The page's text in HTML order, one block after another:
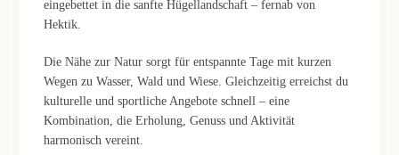
eingebettet in die sanfte Hügellandschaft – fernab von
Hektik.
Die Nähe zur Natur sorgt für entspannte Tage mit kurzen
Wegen zu Wasser, Wald und Wiese. Gleichzeitig erreichst du
kulturelle und sportliche Angebote schnell – eine
Kombination, die Erholung, Genuss und Aktivität
harmonisch vereint.